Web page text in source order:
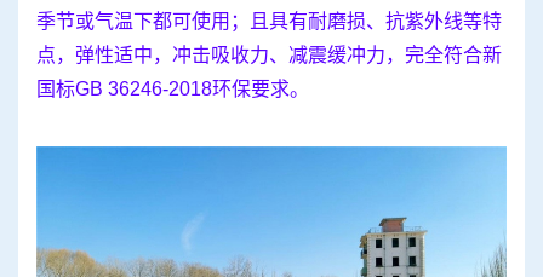
季节或气温下都可使用；且具有耐磨损、抗紫外线等特
点，弹性适中，冲击吸收力、减震缓冲力，完全符合新
国标GB 36246-2018环保要求。